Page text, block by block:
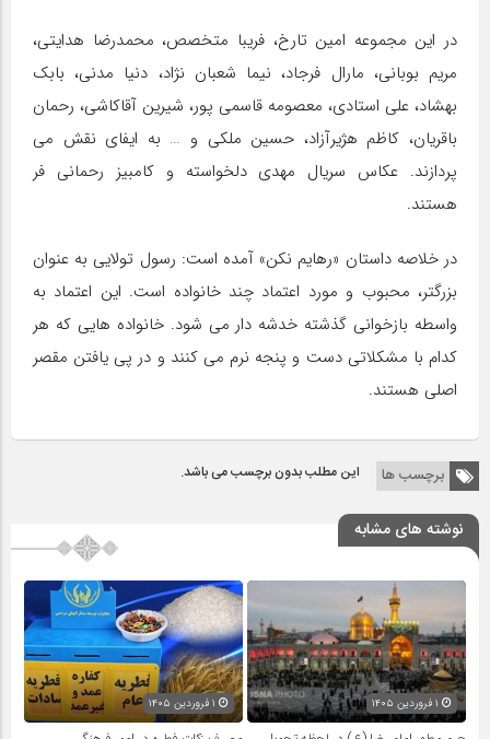
در این مجموعه امین تارخ، فریبا متخصص، محمدرضا هدایتی،
مریم بوبانی، مارال فرجاد، نیما شعبان نژاد، دنیا مدنی، بابک
بهشاد، علی استادی، معصومه قاسمی پور، شیرین آقاکاشی، رحمان
باقریان، کاظم هژیرآزاد، حسین ملکی و … به ایفای نقش می
پردازند. عکاس سریال مهدی دلخواسته و کامبیز رحمانی فر
هستند.
در خلاصه داستان «رهایم نکن» آمده است: رسول تولایی به عنوان
بزرگتر، محبوب و مورد اعتماد چند خانواده است. این اعتماد به
واسطه بازخوانی گذشته خدشه دار می شود. خانواده هایی که هر
کدام با مشکلاتی دست و پنجه نرم می کنند و در پی یافتن مقصر
اصلی هستند.
برچسب ها این مطلب بدون برچسب می باشد.
نوشته های مشابه